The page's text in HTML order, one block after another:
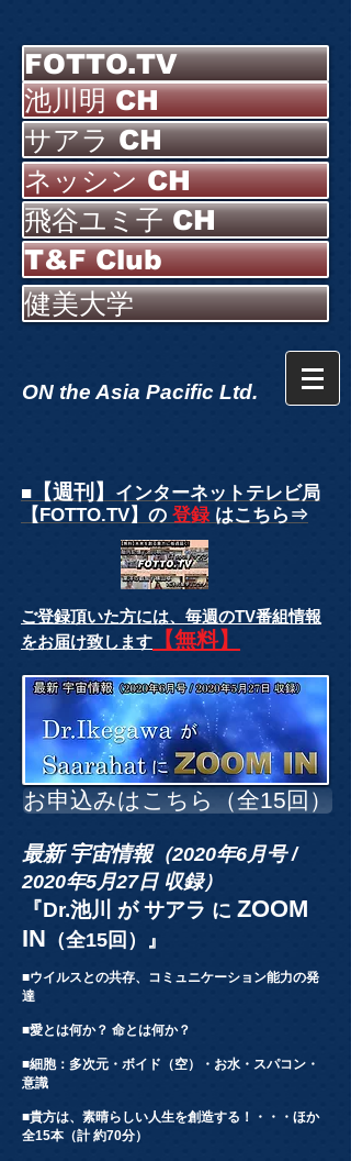
FOTTO.TV
池川明 CH
サアラ CH
ネッシン CH
飛谷ユミ子 CH
T&F Club
健美大学
ON the Asia Pacific Ltd.
■ 【週刊】
インターネットテレビ局
【FOTTO.TV】の 登録 はこちら⇒
ご登録頂いた方には、 毎週のTV番組情報
をお届け致します
【無料】
お申込みはこちら（全15回）
最新 宇宙情報（2020年6月号 /
2020年5月27日 収録）
『Dr.池川 が サアラ に ZOOM
IN （全15回）』
■ウイルスとの共存、コミュニケーション能力の発
達
■愛とは何か？ 命とは何か？
■細胞：多次元・ボイド（空）・お水・スパコン・
意識
■貴方は、素晴らしい人生を創造する！・・・ほか
全15本（計 約70分）